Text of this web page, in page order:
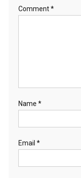
Comment*
Name *
Email *